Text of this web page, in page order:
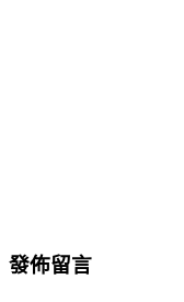
發佈留言